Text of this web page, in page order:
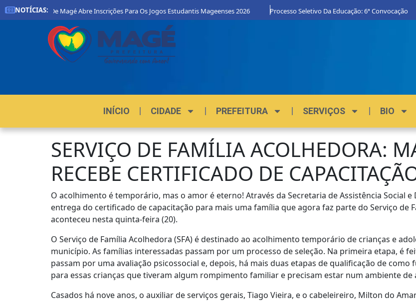
NOTÍCIAS:
De Magé Abre Inscrições Para Os Jogos Estudantis Mageenses 2026 Processo Seletivo Da Educação: 6ª Convocação
INÍCIO CIDADE PREFEITURA SERVIÇOS BIO
SERVIÇO DE FAMÍLIA ACOLHEDORA:
RECEBE CERTIFICADO DE
O acolhimento é temporário, mas o amor é eterno! Através da Secretaria de Assistência Social
entrega do certificado de capacitação para mais uma família que agora faz parte do Serviço de
aconteceu nesta quinta-feira (20).
O Serviço de Família Acolhedora (SFA) é destinado ao acolhimento temporário de crianças e
município. As famílias interessadas passam por um processo de seleção. Na primeira etapa, é
passam por uma avaliação psicossocial e, depois, há mais duas etapas de qualificação de
para essas crianças que tiveram algum rompimento familiar e precisam estar num ambiente de
Casados há nove anos, o auxiliar de serviços gerais, Tiago Vieira, e o cabeleireiro, Milton do